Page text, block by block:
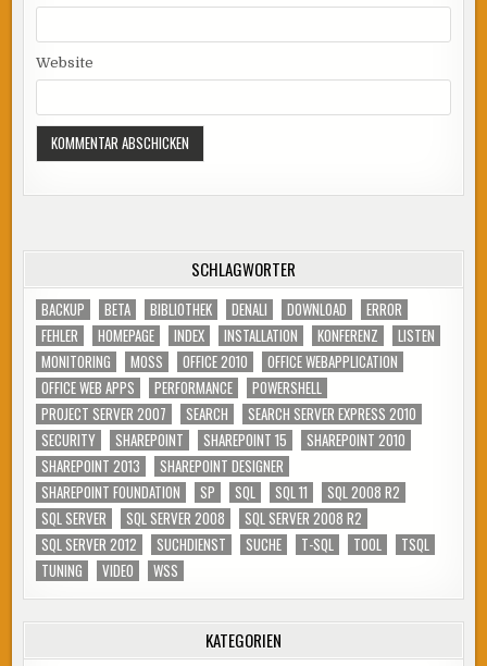
Website
SCHLAGWÖRTER
BACKUP BETA BIBLIOTHEK DENALI DOWNLOAD
ERROR
FEHLER
HOMEPAGE INDEX INSTALLATION KONFERENZ
LISTEN
MONITORING
MOSS OFFICE 2010
OFFICE WEBAPPLICATION
OFFICE WEB APPS
PERFORMANCE
POWERSHELL
PROJECT SERVER 2007
SEARCH
SEARCH SERVER EXPRESS 2010
SECURITY
SHAREPOINT SHAREPOINT 15
SHAREPOINT 2010
SHAREPOINT 2013
SHAREPOINT DESIGNER
SHAREPOINT FOUNDATION
SP SQL SQL 11
SQL 2008 R2
SQL SERVER
SQL SERVER 2008
SQL SERVER 2008 R2
SQL SERVER 2012
SUCHDIENST SUCHE T-SQL TOOL
TSQL
TUNING
VIDEO WSS
KATEGORIEN